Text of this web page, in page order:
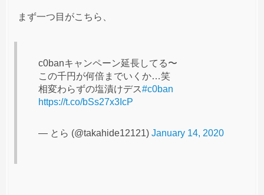
まず一つ目がこちら、
c0banキャンペーン延長してる〜
この千円が何倍までいくか…笑
相変わらずの塩漬けデス#c0ban
https://t.co/bSs27x3IcP
— とら (@takahide12121)January 14, 2020